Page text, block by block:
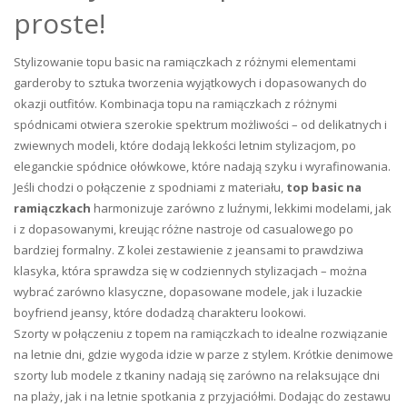
proste!
Stylizowanie topu basic na ramiączkach z różnymi elementami
garderoby to sztuka tworzenia wyjątkowych i dopasowanych do
okazji outfitów. Kombinacja topu na ramiączkach z różnymi
spódnicami otwiera szerokie spektrum możliwości – od delikatnych i
zwiewnych modeli, które dodają lekkości letnim stylizacjom, po
eleganckie spódnice ołówkowe, które nadają szyku i wyrafinowania.
Jeśli chodzi o połączenie z spodniami z materiału, top basic na
ramiączkach harmonizuje zarówno z luźnymi, lekkimi modelami, jak
i z dopasowanymi, kreując różne nastroje od casualowego po
bardziej formalny. Z kolei zestawienie z jeansami to prawdziwa
klasyka, która sprawdza się w codziennych stylizacjach – można
wybrać zarówno klasyczne, dopasowane modele, jak i luzackie
boyfriend jeansy, które dodadzą charakteru lookowi.
Szorty w połączeniu z topem na ramiączkach to idealne rozwiązanie
na letnie dni, gdzie wygoda idzie w parze z stylem. Krótkie denimowe
szorty lub modele z tkaniny nadają się zarówno na relaksujące dni
na plaży, jak i na letnie spotkania z przyjaciółmi. Dodając do zestawu